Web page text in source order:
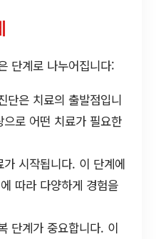
단계로 나누어집니다:
단은 치료의 출발점입니
로 어떤 치료가 필요한
가 시작됩니다. 이 단계에
따라 다양하게 경험을
단계가 중요합니다. 이